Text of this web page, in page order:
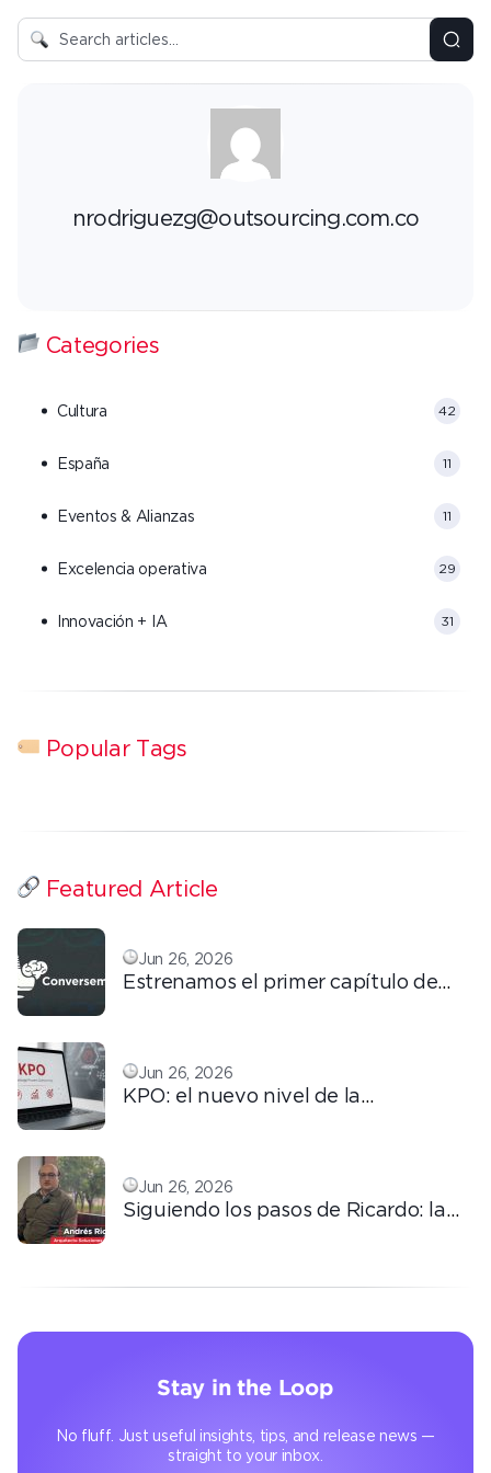
nrodriguezg@outsourcing.com.co
Categories
Cultura 42
España 11
Eventos & Alianzas 11
Excelencia operativa 29
Innovación + IA 31
Popular Tags
Featured Article
Jun 26, 2026
Estrenamos el primer capítulo de
Jun 26, 2026
KPO: el nuevo nivel de la
Jun 26, 2026
Siguiendo los pasos de Ricardo: la
Stay in the Loop
No fluff. Just useful insights, tips, and release news —
straight to your inbox.